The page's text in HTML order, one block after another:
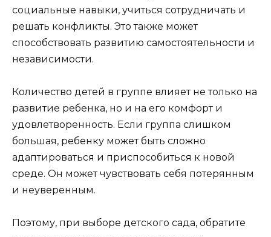
социальные навыки, учиться сотрудничать и
решать конфликты. Это также может
способствовать развитию самостоятельности и
независимости.
Количество детей в группе влияет не только на
развитие ребенка, но и на его комфорт и
удовлетворенность. Если группа слишком
большая, ребенку может быть сложно
адаптироваться и приспособиться к новой
среде. Он может чувствовать себя потерянным
и неуверенным.
Поэтому, при выборе детского сада, обратите